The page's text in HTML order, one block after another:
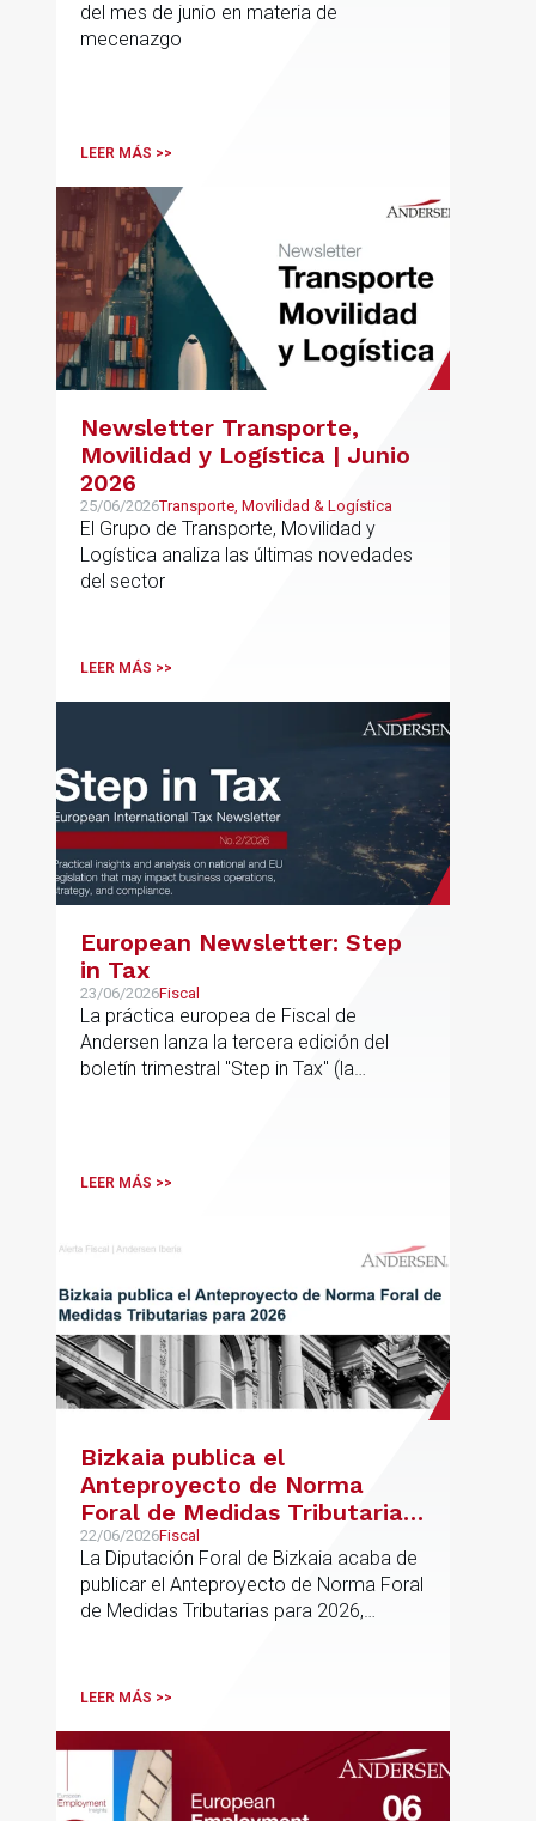
del mes de junio en materia de
mecenazgo
LEER MÁS >>
Newsletter Transporte,
Movilidad y Logística | Junio
2026
25/06/2026Transporte, Movilidad & Logística
El Grupo de Transporte, Movilidad y
Logística analiza las últimas novedades
del sector
LEER MÁS >>
European Newsletter: Step
in Tax
23/06/2026Fiscal
La práctica europea de Fiscal de
Andersen lanza la tercera edición del
boletín trimestral "Step in Tax" (la
internacionales de la UE
LEER MÁS >>
Bizkaia publica el
Anteproyecto de Norma
Foral de Medidas Tributarias
para 2026
22/06/2026Fiscal
La Diputación Foral de Bizkaia acaba de
publicar el Anteproyecto de Norma Foral
de Medidas Tributarias para 2026,
modificaciones que afectan
LEER MÁS >>